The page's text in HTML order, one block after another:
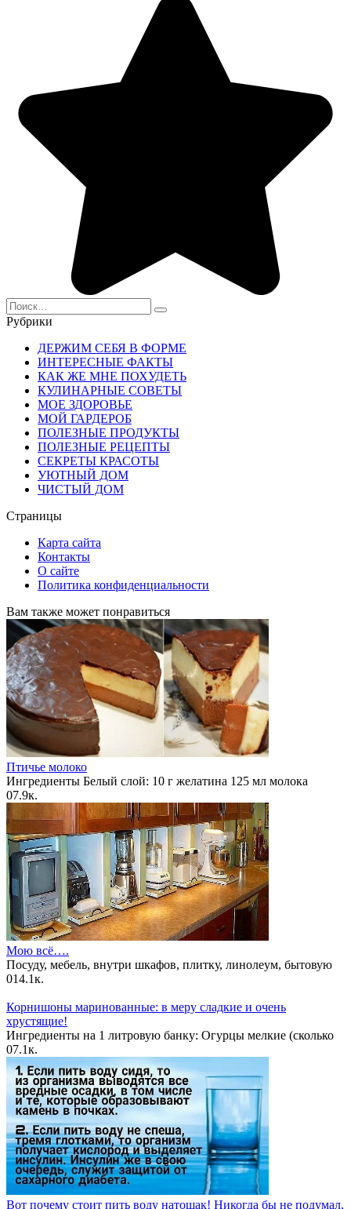
Search
for:
Рубрики
ДЕРЖИМ СЕБЯ В ФОРМЕ
ИНТЕРЕСНЫЕ ФАКТЫ
КАК ЖЕ МНЕ ПОХУДЕТЬ
КУЛИНАРНЫЕ СОВЕТЫ
МОЕ ЗДОРОВЬЕ
МОЙ ГАРДЕРОБ
ПОЛЕЗНЫЕ ПРОДУКТЫ
ПОЛЕЗНЫЕ РЕЦЕПТЫ
СЕКРЕТЫ КРАСОТЫ
УЮТНЫЙ ДОМ
ЧИСТЫЙ ДОМ
Страницы
Карта сайта
Контакты
О сайте
Политика конфиденциальности
Вам также может понравиться
Птичье молоко
Ингредиенты Белый слой: 10 г желатина 125 мл молока
07.9к.
Мою всё….
Посуду, мебель, внутри шкафов, плитку, линолеум, бытовую
014.1к.
Корнишоны маринованные: в меру сладкие и очень
хрустящие!
Ингредиенты на 1 литровую банку: Огурцы мелкие (сколько
07.1к.
Вот почему стоит пить воду натощак! Никогда бы не подумал,